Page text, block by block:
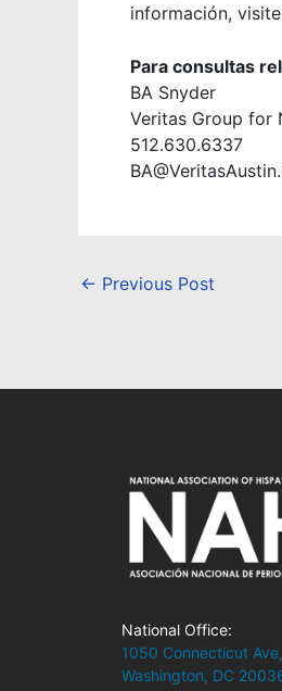
información,
Para consultas
BA Snyder
Veritas Group for
512.630.6337
← Previous Post
National Office:
1050 Connecticut
Washington, DC